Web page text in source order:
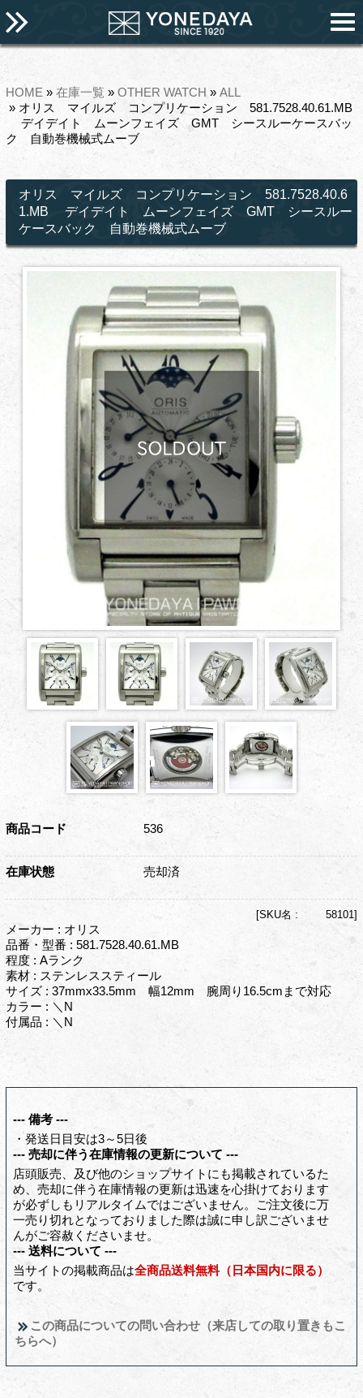
HOME » 在庫一覧 » OTHER WATCH » ALL
» オリス マイルズ コンプリケーション 581.7528.40.61.MB
デイデイト ムーンフェイズ GMT シースルーケースバッ
ク 自動巻機械式ムーブ
オリス マイルズ コンプリケーション 581.7528.40.6
1.MB デイデイト ムーンフェイズ GMT シースルー
ケースバック 自動巻機械式ムーブ
商品コード 536
在庫状態 売却済
[SKU名 : 58101]
メーカー : オリス
品番・型番 : 581.7528.40.61.MB
程度 : Aランク
素材 : ステンレススティール
サイズ : 37mmx33.5mm 幅12mm 腕周り16.5cmまで対応
カラー : ＼N
付属品 : ＼N
--- 備考 ---
・発送日目安は3～5日後
--- 売却に伴う在庫情報の更新について ---
店頭販売、及び他のショップサイトにも掲載されているた
め、売却に伴う在庫情報の更新は迅速を心掛けております
が必ずしもリアルタイムではございません。ご注文後に万
一売り切れとなっておりました際は誠に申し訳ございませ
んがご容赦くださいませ。
--- 送料について ---
当サイトの掲載商品は全商品送料無料（日本国内に限る）
です。
この商品についての問い合わせ（来店しての取り置きもこ
ちらへ）